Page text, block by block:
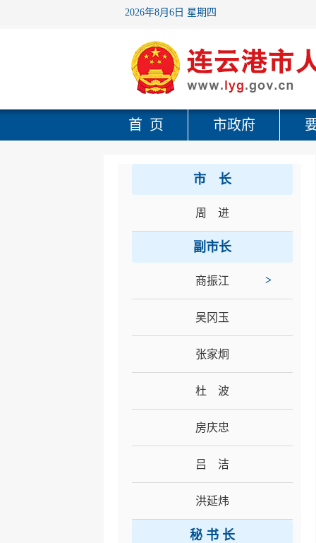
2026年8月6日 星期四
首 页 市政府
市 长
周 进
副市长
商振江 >
吴冈玉
张家炯
杜 波
房庆忠
吕 洁
洪延炜
秘 书 长